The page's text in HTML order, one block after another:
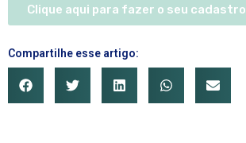
Clique aqui para fazer o seu cadastro
Compartilhe esse artigo: